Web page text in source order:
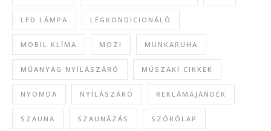
LED LÁMPA LÉGKONDICIONÁLÓ
MOBIL KLÍMA MOZI MUNKARUHA
MŰANYAG NYÍLÁSZÁRÓ MŰSZAKI CIKKEK
NYOMDA NYÍLÁSZÁRÓ REKLÁMAJÁNDÉK
SZAUNA SZAUNÁZÁS SZÓRÓLAP